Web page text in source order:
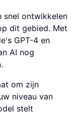
ontwikkelen
dit gebied. Met
GPT-4 en
AI nog
om zijn
niveau van
stelt